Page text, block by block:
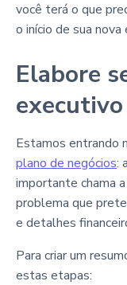
você terá o que
o início de sua nova
Elabore
executivo
Estamos entrando
plano de negócios: a
importante chama
problema que
e detalhes
Para criar um
estas etapas: